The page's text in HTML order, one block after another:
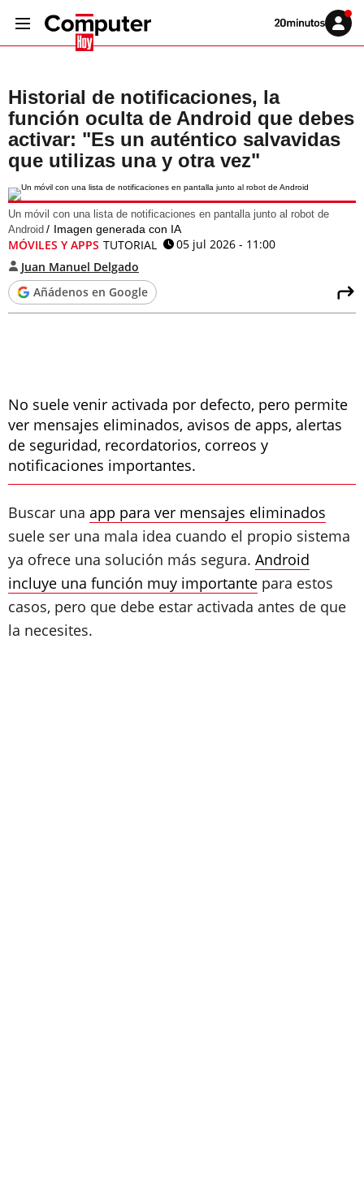
Volver
Iniciar
sesión
Historial de notificaciones, la
función oculta de Android que debes
activar: "Es un auténtico salvavidas
que utilizas una y otra vez"
Un móvil con una lista de notificaciones en pantalla junto al robot de
Android
Imagen generada con IA
MÓVILES Y APPS TUTORIAL
05 jul 2026 - 11:00
Juan Manuel Delgado
Añádenos en Google
No suele venir activada por defecto, pero permite
ver mensajes eliminados, avisos de apps, alertas
de seguridad, recordatorios, correos y
notificaciones importantes.
Buscar una app para ver mensajes eliminados
suele ser una mala idea cuando el propio sistema
ya ofrece una solución más segura. Android
incluye una función muy importante para estos
casos, pero que debe estar activada antes de que
la necesites.